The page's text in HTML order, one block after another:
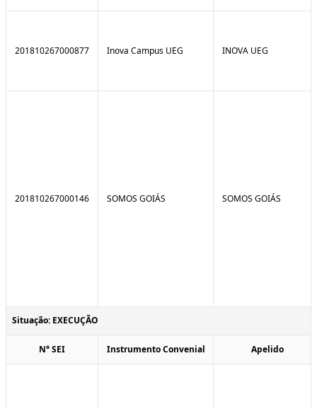
201810267000877 Inova Campus UEG INOVA UEG
201810267000146 SOMOS GOIÁS SOMOS GOIÁS
Situação: EXECUÇÃO
N° SEI Instrumento Convenial Apelido